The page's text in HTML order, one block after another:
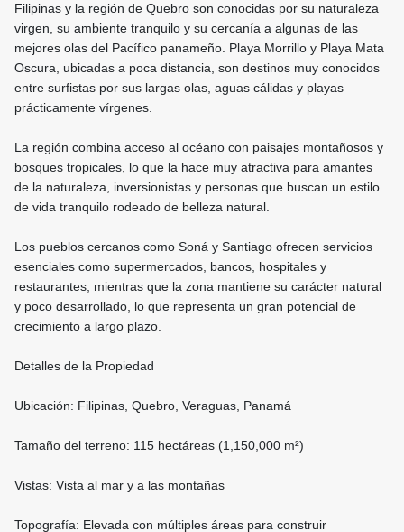
Filipinas y la región de Quebro son conocidas por su naturaleza
virgen, su ambiente tranquilo y su cercanía a algunas de las
mejores olas del Pacífico panameño. Playa Morrillo y Playa Mata
Oscura, ubicadas a poca distancia, son destinos muy conocidos
entre surfistas por sus largas olas, aguas cálidas y playas
prácticamente vírgenes.
La región combina acceso al océano con paisajes montañosos y
bosques tropicales, lo que la hace muy atractiva para amantes
de la naturaleza, inversionistas y personas que buscan un estilo
de vida tranquilo rodeado de belleza natural.
Los pueblos cercanos como Soná y Santiago ofrecen servicios
esenciales como supermercados, bancos, hospitales y
restaurantes, mientras que la zona mantiene su carácter natural
y poco desarrollado, lo que representa un gran potencial de
crecimiento a largo plazo.
Detalles de la Propiedad
Ubicación: Filipinas, Quebro, Veraguas, Panamá
Tamaño del terreno: 115 hectáreas (1,150,000 m²)
Vistas: Vista al mar y a las montañas
Topografía: Elevada con múltiples áreas para construir